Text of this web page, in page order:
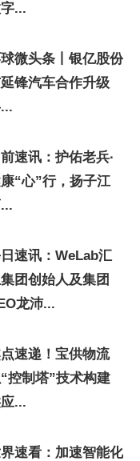
...
微头条丨银亿股份
锋汽车合作升级
速讯：护佑老兵·
“心”行，扬子江
速讯：WeLab汇
团创始人及集团
龙沛...
速递！宝供物流
控制塔”技术构建
...
速看：加速智能化